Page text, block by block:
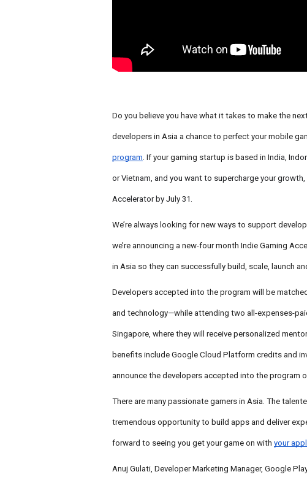
Do you believe you have what it takes to make the
developers in Asia a chance to perfect your mobile
program. If your gaming startup is based in India,
or Vietnam, and you want to supercharge your growth,
Accelerator by July 31.
We’re always looking for new ways to support
we’re announcing a new-four month Indie Gaming
in Asia so they can successfully build, scale, launch
Developers accepted into the program will be
and technology—while attending two all-expenses-
Singapore, where they will receive personalized
benefits include Google Cloud Platform credits and
announce the developers accepted into the program
There are many passionate gamers in Asia. The
tremendous opportunity to build apps and deliver
forward to seeing you get your game on with your
Anuj Gulati, Developer Marketing Manager, Google